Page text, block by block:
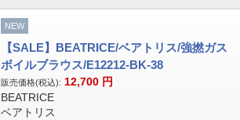
NEW
【SALE】BEATRICE/ベアトリス/強撚ガス
ボイルブラウス/E12212-BK-38
販売価格(税込): 12,700 円
BEATRICE
ベアトリス